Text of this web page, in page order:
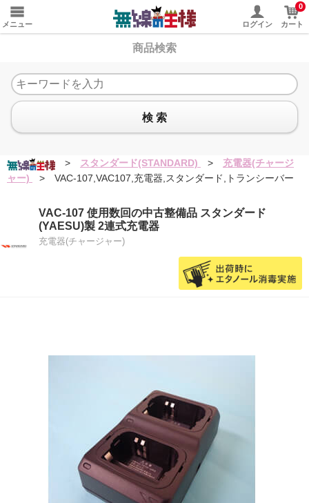
メニュー ログイン
0
カート
商品検索
検 索
> スタンダード(STANDARD) >
充電器(チャージ
ャー)
> VAC-107,VAC107,充電器,スタンダード,トランシーバー
VAC-107 使用数回の中古整備品 スタンダード
(YAESU)製 2連式充電器
充電器(チャージャー)